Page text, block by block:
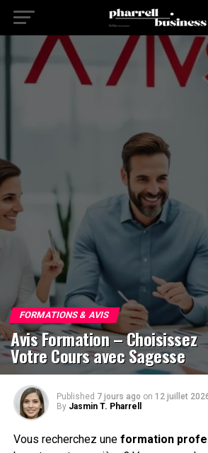
FORMATIONS & AVIS
Avis Formation – Choisissez
Votre Cours avec Sagesse
Published 7 jours ago on 12 juillet
By Jasmin T. Pharrell
Vous recherchez une formation